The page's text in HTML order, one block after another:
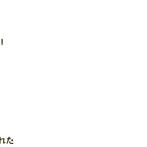
た